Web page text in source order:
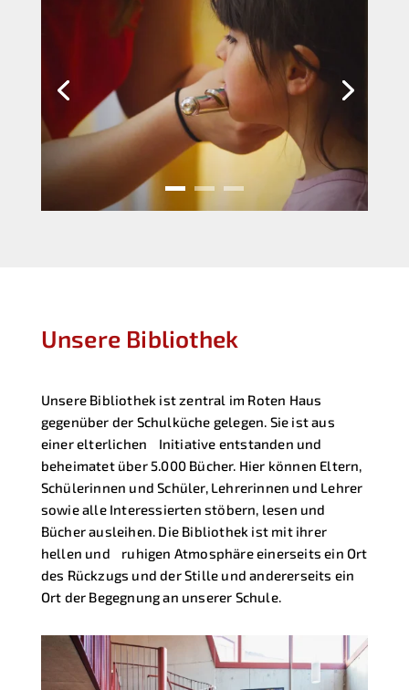
Unsere Bibliothek
Unsere Bibliothek ist zentral im Roten Haus
gegenüber der Schulküche gelegen. Sie ist aus
einer elterlichen Initiative entstanden und
beheimatet über 5.000 Bücher. Hier können Eltern,
Schülerinnen und Schüler, Lehrerinnen und Lehrer
sowie alle Interessierten stöbern, lesen und
Bücher ausleihen. Die Bibliothek ist mit ihrer
hellen und ruhigen Atmosphäre einerseits ein Ort
des Rückzugs und der Stille und andererseits ein
Ort der Begegnung an unserer Schule.